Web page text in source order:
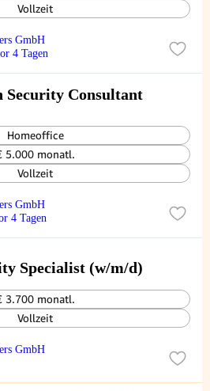
Vollzeit
GmbH
4 Tagen
Consultant
Homeoffice
5.000 monatl.
Vollzeit
GmbH
4 Tagen
Specialist (w/m/d)
3.700 monatl.
Vollzeit
GmbH